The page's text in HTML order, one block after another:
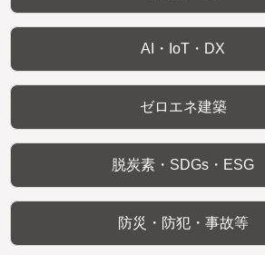
AI・IoT・DX
ゼロエネ建築
脱炭素・SDGs・ESG
防災・防犯・事故等